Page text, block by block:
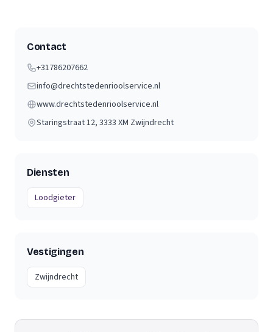
Contact
+31786207662
info@drechtstedenrioolservice.nl
www.drechtstedenrioolservice.nl
Staringstraat 12, 3333 XM Zwijndrecht
Diensten
Loodgieter
Vestigingen
Zwijndrecht